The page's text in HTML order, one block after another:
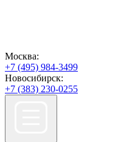
Москва:
+7 (495) 984-3499
Новосибирск:
+7 (383) 230-0255